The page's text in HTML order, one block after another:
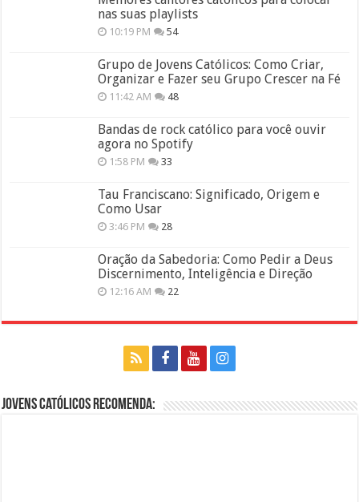
nas suas playlists
10:19 PM 54
Grupo de Jovens Católicos: Como Criar,
Organizar e Fazer seu Grupo Crescer na Fé
11:42 AM 48
Bandas de rock católico para você ouvir
agora no Spotify
1:58 PM 33
Tau Franciscano: Significado, Origem e
Como Usar
3:46 PM 28
Oração da Sabedoria: Como Pedir a Deus
Discernimento, Inteligência e Direção
12:16 AM 22
Jovens Católicos Recomenda: